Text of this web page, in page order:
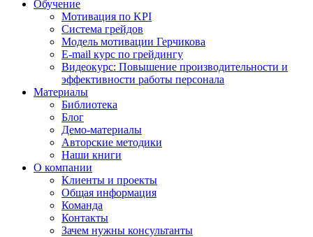
Обучение
Мотивация по KPI
Система грейдов
Модель мотивации Герчикова
E-mail курс по грейдингу
Видеокурс: Повышение производительности и
эффективности работы персонала
Материалы
Библиотека
Блог
Демо-материалы
Авторские методики
Наши книги
О компании
Клиенты и проекты
Общая информация
Команда
Контакты
Зачем нужны консультанты